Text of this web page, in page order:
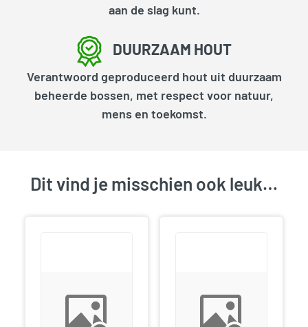
aan de slag kunt.
DUURZAAM HOUT
Verantwoord geproduceerd hout uit duurzaam
beheerde bossen, met respect voor natuur,
mens en toekomst.
Dit vind je misschien ook leuk…